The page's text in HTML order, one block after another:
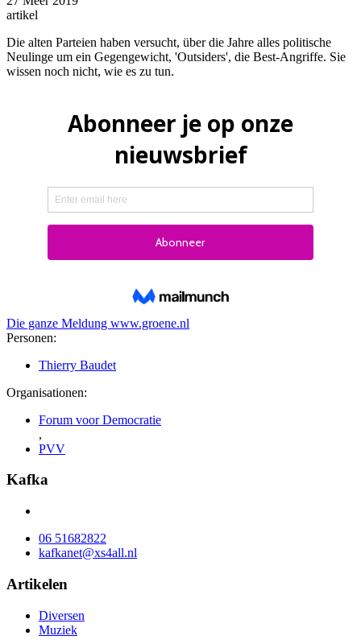
artikel
Die alten Parteien haben versucht, über die Jahre alles politische
Neulinge um ein Gegengewicht, 'Outsiders', die Best-Angriffe. Sie
wissen noch nicht, wie es zu tun.
Die ganze Meldung www.groene.nl
Personen:
Thierry Baudet
Organisationen:
Forum voor Democratie
,
PVV
Kafka
06 51682822
kafkanet@xs4all.nl
Artikelen
Diversen
Muziek